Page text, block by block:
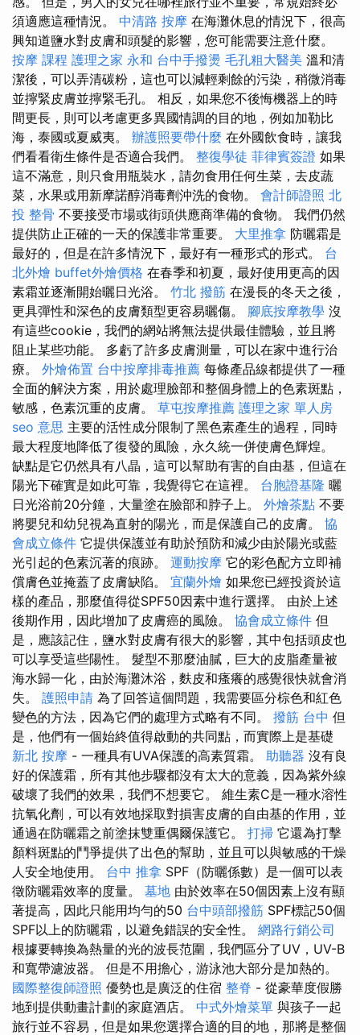
須適應這種情況。 中清路 按摩 在海灘休息的情況下，很高
興知道鹽水對皮膚和頭髮的影響，您可能需要注意什麼。
按摩 課程 護理之家 永和 台中手撥燙 毛孔粗大醫美 溫和清
潔後，可以弄清碳粉，這也可以減輕剩餘的污染，稍微消毒
並擰緊皮膚並擰緊毛孔。 相反，如果您不後悔機器上的時
間更長，則可以考慮更多異國情調的目的地，例如加勒比
海，泰國或夏威夷。 辦護照要帶什麼 在外國飲食時，讓我
們看看衛生條件是否適合我們。 整復學徒 菲律賓簽證 如果
這不滿意，則只食用瓶裝水，請勿食用任何生菜，去皮蔬
菜，水果或用新摩諾醇消毒劑沖洗的食物。 會計師證照 北
投 整骨 不要接受市場或街頭供應商準備的食物。 我們仍然
提供防止正確的一天的保護非常重要。 大里推拿 防曬霜是
最好的，但是在許多情況下，最好有一種形式的形式。 台
北外燴 buffet外燴價格 在春季和初夏，最好使用更高的因
素霜並逐漸開始曬日光浴。 竹北 撥筋 在漫長的冬天之後，
更具彈性和深色的皮膚類型更容易曬傷。 腳底按摩教學 沒
有這些cookie，我們的網站將無法提供最佳體驗，並且將
阻止某些功能。 多虧了許多皮膚測量，可以在家中進行治
療。 外燴佈置 台中按摩排毒推薦 每條產品線都提供了一種
全面的解決方案，用於處理臉部和整個身體上的色素斑點，
敏感，色素沉重的皮膚。 草屯按摩推薦 護理之家 單人房
seo 意思 主要的活性成分限制了黑色素產生的過程，同時
最大程度地降低了復發的風險，永久統一併使膚色輝煌。
缺點是它仍然具有八晶，這可以幫助有害的自由基，但這在
陽光下確實是如此可靠，我覺得它在這裡。 台胞證基隆 曬
日光浴前20分鐘，大量塗在臉部和脖子上。 外燴茶點 不要
將嬰兒和幼兒視為直射的陽光，而是保護自己的皮膚。 協
會成立條件 它提供保護並有助於預防和減少由於陽光或藍
光引起的色素沉著的痕跡。 運動按摩 它的彩色配方立即補
償膚色並掩蓋了皮膚缺陷。 宜蘭外燴 如果您已經投資於這
樣的產品，那麼值得從SPF50因素中進行選擇。 由於上述
後期作用，因此增加了皮膚癌的風險。 協會成立條件 但
是，應該記住，鹽水對皮膚有很大的影響，其中包括頭皮也
可以享受這些陽性。 髮型不那麼油膩，巨大的皮脂產量被
海水歸一化，由於海灘沐浴，麩皮和瘙癢的感覺很快就會消
失。 護照申請 為了回答這個問題，我需要區分棕色和紅色
變色的方法，因為它們的處理方式略有不同。 撥筋 台中 但
是，他們有一個始終值得啟動的共同點，而實際上是基礎
新北 按摩 - 一種具有UVA保護的高素質霜。 助聽器 沒有良
好的保護霜，所有其他步驟都沒有太大的意義，因為紫外線
破壞了我們的效果，我們不想要它。 維生素C是一種水溶性
抗氧化劑，可以有效地採取對損害皮膚的自由基的作用，並
通過在防曬霜之前塗抹雙重偶爾保護它。 打掃 它還為打擊
顏料斑點的鬥爭提供了出色的幫助，並且可以與敏感的干燥
人安全地使用。 台中 推拿 SPF（防曬係數）是一個可以表
徵防曬霜效率的度量。 墓地 由於效率在50個因素上沒有顯
著提高，因此只能用均勻的50 台中頭部撥筋 SPF標記50個
SPF以上的防曬霜，以避免錯誤的安全性。 網路行銷公司
根據要轉換為熱量的光的波長范圍，我們區分了UV，UV-B
和寬帶濾波器。 但是不用擔心，游泳池大部分是加熱的。
國際整復師證照 優勢也是廣泛的住宿 整脊 - 從豪華度假勝
地到提供動畫計劃的家庭酒店。 中式外燴菜單 與孩子一起
旅行並不容易，但是如果您選擇合適的目的地，那將是整個